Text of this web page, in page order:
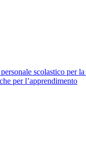
scolastico per
per l’apprendimento